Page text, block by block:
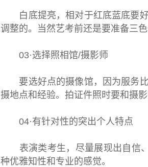
白底提亮，相对于红底蓝底要好
调整的。当然艺考前还是要准备三色
03·选择照相馆/摄影师
要选好点的摄像馆，因为服务比
摄地点和经验。拍证件照时要和摄
04·有针对性的突出个人特点
表演类考生，尽量展现出自信、
种优雅知性和专业的感觉。